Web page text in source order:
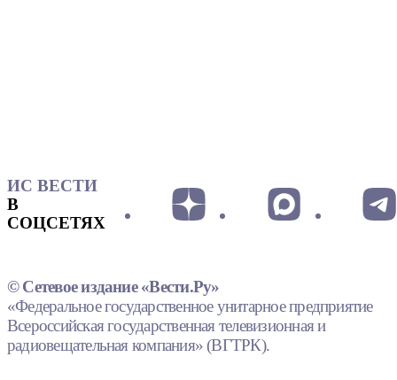
ИС ВЕСТИ
В
СОЦСЕТЯХ
© Сетевое издание «Вести.Ру»
«Федеральное государственное унитарное предприятие
Всероссийская государственная телевизионная и
радиовещательная компания» (ВГТРК).